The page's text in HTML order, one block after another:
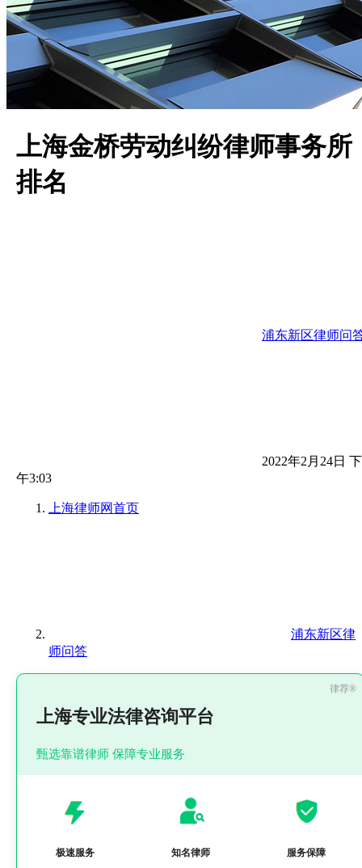
上海金桥劳动纠纷律师事务所
排名
浦东新区律师问
2022年2月24日 下
午3:03
上海律师网首页
浦东新区律
师问答
上海专业法律咨询平台
甄选靠谱律师 保障专业服务
极速服务 知名律师 服务保障